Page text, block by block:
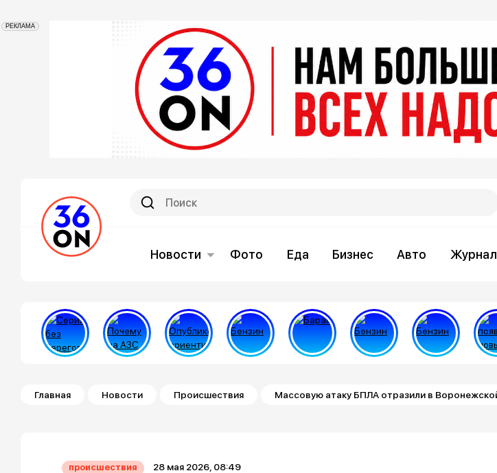
РЕКЛАМА
Новости Фото Еда Бизнес Авто Журнал
Строка навигации
Главная Новости Происшествия Массовую атаку БПЛА отразили в
происшествия 28 мая 2026, 08:49